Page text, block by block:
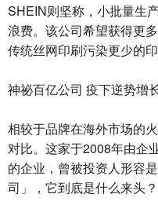
SHEIN则坚称，小批量生
浪费。该公司希望获得更
传统丝网印刷污染更少的
神祕百亿公司 疫下逆势增
相较于品牌在海外市场的
对比。这家于2008年由企
的企业，曾被投资人形容
司」，它到底是什么来头？